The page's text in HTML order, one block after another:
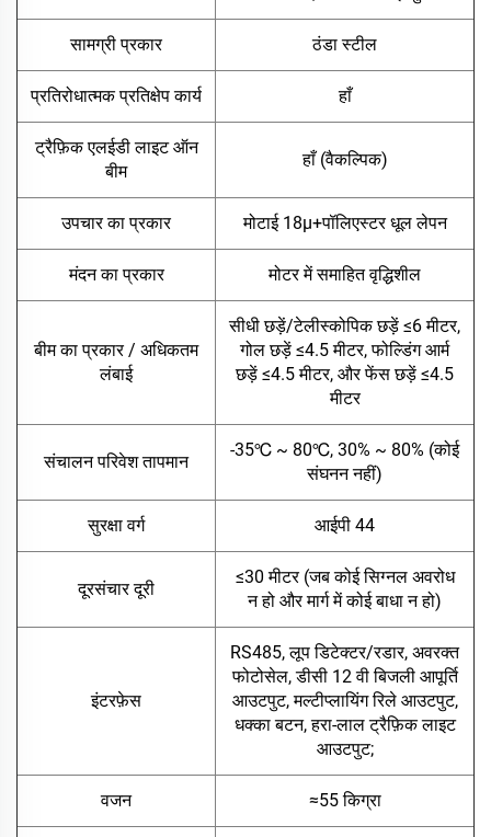
सामग्री प्रकार ठंडा स्टील
प्रतिरोधात्मक प्रतिक्षेप कार्य हाँ
ट्रैफ़िक एलईडी लाइट ऑन
बीम
हाँ (वैकल्पिक)
उपचार का प्रकार मोटाई 18μ+पॉलिएस्टर धूल लेपन
मंदन का प्रकार मोटर में समाहित वृद्धिशील
बीम का प्रकार / अधिकतम
लंबाई
सीधी छड़ें/टेलीस्कोपिक छड़ें ≤6 मीटर,
गोल छड़ें ≤4.5 मीटर, फोल्डिंग आर्म
छड़ें ≤4.5 मीटर, और फेंस छड़ें ≤4.5
मीटर
संचालन परिवेश तापमान
-35℃ ~ 80℃, 30% ~ 80% (कोई
संघनन नहीं)
सुरक्षा वर्ग आईपी 44
दूरसंचार दूरी
≤30 मीटर (जब कोई सिग्नल अवरोध
न हो और मार्ग में कोई बाधा न हो)
इंटरफ़ेस
RS485, लूप डिटेक्टर/रडार, अवरक्त
फोटोसेल, डीसी 12 वी बिजली आपूर्ति
आउटपुट, मल्टीप्लायिंग रिले आउटपुट,
धक्का बटन, हरा-लाल ट्रैफ़िक लाइट
आउटपुट;
वजन ≈55 किग्रा